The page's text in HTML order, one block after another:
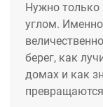
Нужно только
углом.
берег, как
домах и как
превращаются